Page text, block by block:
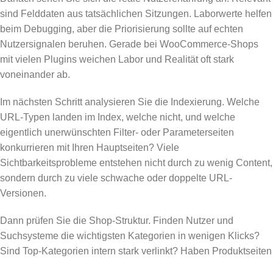
sind Felddaten aus tatsächlichen Sitzungen. Laborwerte helfen
beim Debugging, aber die Priorisierung sollte auf echten
Nutzersignalen beruhen. Gerade bei WooCommerce-Shops
mit vielen Plugins weichen Labor und Realität oft stark
voneinander ab.
Im nächsten Schritt analysieren Sie die Indexierung. Welche
URL-Typen landen im Index, welche nicht, und welche
eigentlich unerwünschten Filter- oder Parameterseiten
konkurrieren mit Ihren Hauptseiten? Viele
Sichtbarkeitsprobleme entstehen nicht durch zu wenig Content,
sondern durch zu viele schwache oder doppelte URL-
Versionen.
Dann prüfen Sie die Shop-Struktur. Finden Nutzer und
Suchsysteme die wichtigsten Kategorien in wenigen Klicks?
Sind Top-Kategorien intern stark verlinkt? Haben Produktseiten